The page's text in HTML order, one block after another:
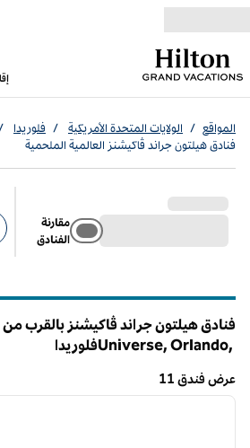
تخطى إلى المحتوى
المواقع / الولايات المتحدة الأمريكية / فلوريدا
فنادق هيلتون جراند ڤاكيشنز العالمية الملحمية
مقارنة
الفنادق
Universe, Orlando,
عرض فندق 11
عرض فندق 111 من 12